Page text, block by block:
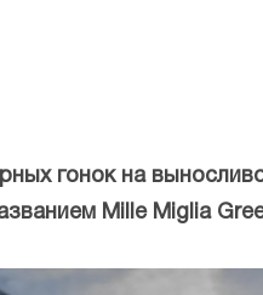
гонок на
Mille Miglia